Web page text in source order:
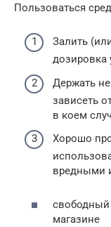
Пользоваться
Залить
дозировка
Держать
зависеть
в коем
Хорошо
вредными
магазине